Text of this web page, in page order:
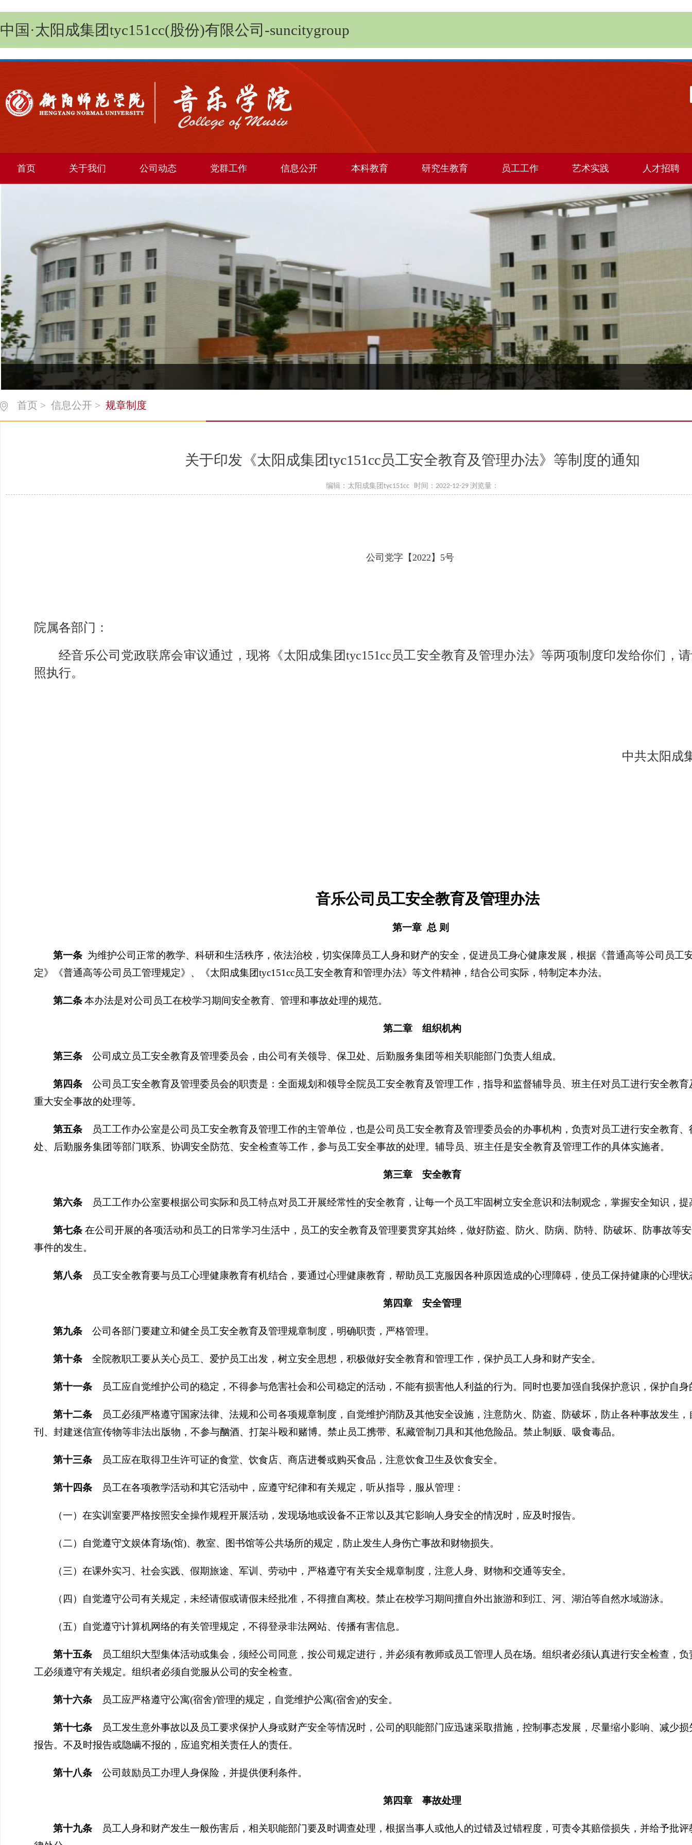
中国·太阳成集团tyc151cc(股份)有限公司-suncitygroup
首页 关于我们 公司动态 党群工作 信息公开 本科教育 研究生教育 员工工作 艺术实践 人才招聘
首页 > 信息公开 > 规章制度
关于印发《太阳成集团tyc151cc员工安全教育及管理办法》等制度的通知
编辑：太阳成集团tyc151cc 时间：2022-12-29 浏览量：
公司党字【2022 】 5号
院属各部门：
经音乐公司党政联席会审议通过，现将《太阳成集团tyc151cc员工安全教育及管理办法》等两项制度印发给你们，
照执行。
中共太阳成
音乐公司员工安全教育及管理办法
第一章 总 则
第一条 为维护公司正常的教学、科研和生活秩序，依法治校，切实保障员工人身和财产的安全，促进员工身心健康发展，根据《普通高等公司员工
定》《普通高等公司员工管理规定》、《太阳成集团tyc151cc员工安全教育和管理办法》 等文件精神，结合公司实际，特制定本办法。
第二条 本办法是对公司员工在校学习期间安全教育、管理和事故处理的规范。
第二章 组织机构
第三条 公司成立员工安全教育及管理委员会，由公司有关领导、保卫处、后勤服务集团等相关职能部门负责人组成。
第四条 公司员工安全教育及管理委员会的职责是：全面规划和领导全院员工安全教育及管理工作，指导和监督辅导员、班主任对员工进行安全教
重大安全事故的处理等。
第五条 员工工作办公室是公司员工安全教育及管理工作的主管单位，也是公司员工安全教育及管理委员会的办事机构 ，负责对员工进行安全教育
处、后勤服务集团等部门联系、协调安全防范、安全检查等工作，参与员工安全事故的处理。辅导员、班主任是安全教育及管理工作的具体实施者。
第三章 安全教育
第六条 员工工作办公室要根据公司实际和员工特点对员工开展经常性的安全教育，让每一个员工牢固树立安全意识和法制观念，掌握安全知识，
第七条在公司开展的各项活动和员工的日常学习生活中，员工的安全教育及管理要贯穿其始终，做好防盗、防火、防病、防特、防破坏、防事故等
事件的发生。
第八条 员工安全教育要与员工心理健康教育有机结合，要通过心理健康教育，帮助员工克服因各种原因造成的心理障碍，使员工保持健康的心理
第四章 安全管理
第九条 公司各部门要建立和健全员工安全教育及管理规章制度，明确职责，严格管理。
第十条 全院教职工要从关心员工、爱护员工出发，树立安全思想，积极做好安全教育和管理工作，保护员工人身和财产安全。
第十一条 员工应自觉维护公司的稳定，不得参与危害社会和公司稳定的活动，不能有损害他人利益的行为。同时也要加强自我保护意识，保护自
第十二条 员工必须严格遵守国家法律、法规和公司各项规章制度，自觉维护消防及其他安全设施，注意防火、防盗、防破坏，防止各种事故发生
刊、封建迷信宣传物等非法出版物，不参与酗酒、打架斗殴和赌博。禁止员工携带、私藏管制刀具和其他危险品。禁止制贩、吸食毒品。
第十三条 员工应在取得卫生许可证的食堂、饮食店、商店进餐或购买食品，注意饮食卫生及饮食安全。
第十四条 员工在各项教学活动和其它活动中，应遵守纪律和有关规定，听从指导，服从管理：
（一）在实训室要严格按照安全操作规程开展活动， 发现场地或设备不正常 以及其它影响人身安全的情况时，应及时报告。
（二）自觉遵守文娱体育场(馆)、教室、图书馆等公共场所的规定，防止发生人身伤亡事故和财物损失。
（三）在课外实习、社会实践、假期旅途、军训、劳动中，严格遵守有关安全规章制度，注意人身、财物和交通等安全。
（四）自觉遵守公司有关规定，未经请假或请假未经批准，不得擅自离校。禁止在校学习期间擅自外出旅游和到江、河、湖泊等自然水域游泳。
（五）自觉遵守计算机网络的有关管理规定，不得登录非法网站、传播有害信息。
第十五条 员工组织大型集体活动或集会，须经公司同意，按公司规定进行，并必须有教师或员工管理人员在场。组织者必须认真进行安全检查，
工必须遵守有关规定。组织者必须自觉服从公司的安全检查。
第十六条 员工应严格遵守公寓(宿舍)管理的规定，自觉维护公寓(宿舍)的安全。
第十七条 员工发生意外事故以及员工要求保护人身或财产安全等情况时，公司的职能部门应迅速采取措施，控制事态发展，尽量缩小影响、减少
报告。不及时报告或隐瞒不报的，应追究相关责任人的责任。
第十八条 公司鼓励员工办理人身保险，并提供便利条件。
第四章 事故处理
第十九条 员工人身和财产发生一般伤害后，相关职能部门要及时调查处理，根据当事人或他人的过错及过错程度，可责令其赔偿损失，并给予批